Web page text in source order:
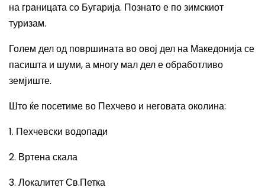
на границата со Бугарија. Познато е по зимскиот
туризам.
Голем дел од површината во овој дел на Македонија се
пасишта и шуми, а многу мал дел е обработливо
земјиште.
Што ќе посетиме во Пехчево и неговата околина:
1. Пехчевски водопади
2. Вртена скала
3. Локалитет Св.Петка